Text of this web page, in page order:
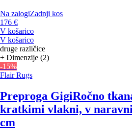
Na zalogiZadnji kos
176 €
V košarico
V košarico
druge različice
+ Dimenzije (2)
-15%
Flair Rugs
Preproga GigiRočno
kratkimi vlakni, v
cm